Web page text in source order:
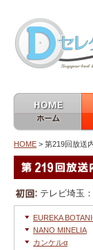
HOME > 第219回放送
第219回
他の放送回
テレビ埼玉
EUREKA
NANO MINELIA
カンケルα